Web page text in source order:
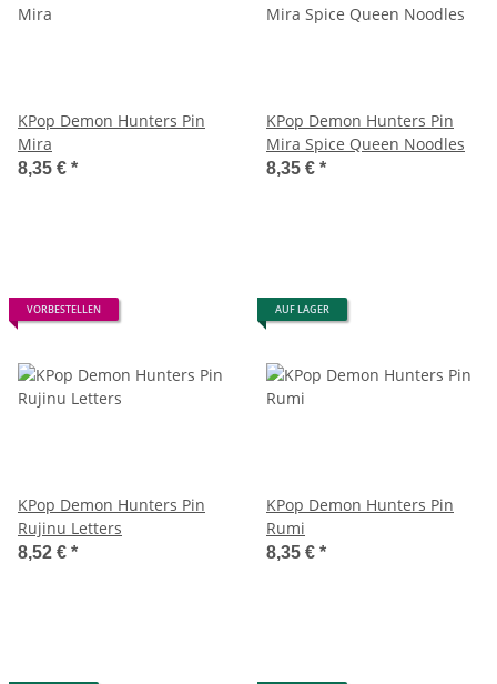
KPop Demon Hunters Pin
Mira
8,35 € *
KPop Demon Hunters Pin
Mira Spice Queen Noodles
8,35 € *
VORBESTELLEN
KPop Demon Hunters Pin
Rujinu Letters
8,52 € *
AUF LAGER
KPop Demon Hunters Pin
Rumi
8,35 € *